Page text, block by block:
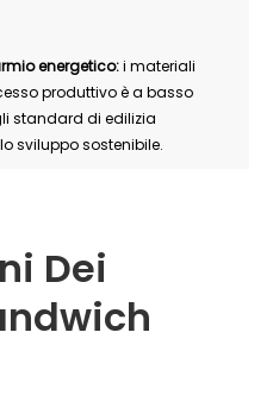
energetico:i materiali
produttivo è a basso
standard di edilizia
sviluppo sostenibile.
Dei